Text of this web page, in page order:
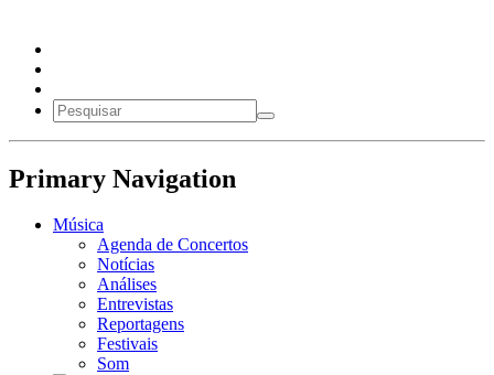
Primary Navigation
Música
Agenda de Concertos
Notícias
Análises
Entrevistas
Reportagens
Festivais
Som